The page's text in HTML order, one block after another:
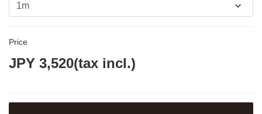
Price
JPY 3,520(tax incl.)